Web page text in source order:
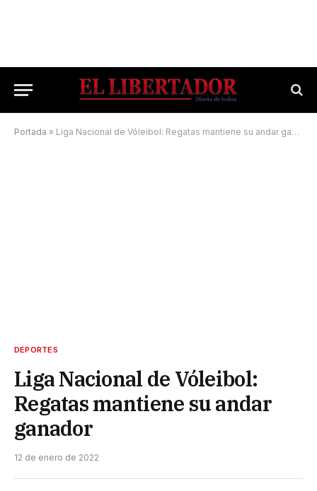
Portada » Liga Nacional de Vóleibol: Regatas mantiene su andar ganador
DEPORTES
Liga Nacional de Vóleibol:
Regatas mantiene su andar
ganador
12 de enero de 2022